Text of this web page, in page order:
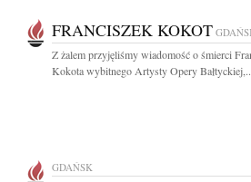
FRANCISZEK KOKOT
Z żalem przyjęliśmy wiadomość o śmierci
Kokota wybitnego Artysty Opery
GDAŃSK